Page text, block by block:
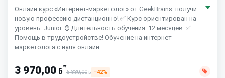
Онлайн курс «Интернет-маркетолог» от GeekBrains: получи
новую профессию дистанционно! ✅ Курс ориентирован на
уровень: Junior. ⌚ Длительность обучения: 12 месяцев. ✅
Помощь в трудоустройстве! Обучение на интернет-
маркетолога с нуля онлайн.
3 970,00 ƃ*
6 830,00ƃ −42%